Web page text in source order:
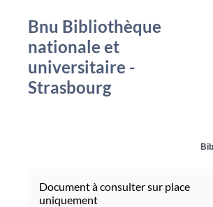
Bnu Bibliothèque
nationale et
universitaire -
Strasbourg
Document à consulter sur place
uniquement